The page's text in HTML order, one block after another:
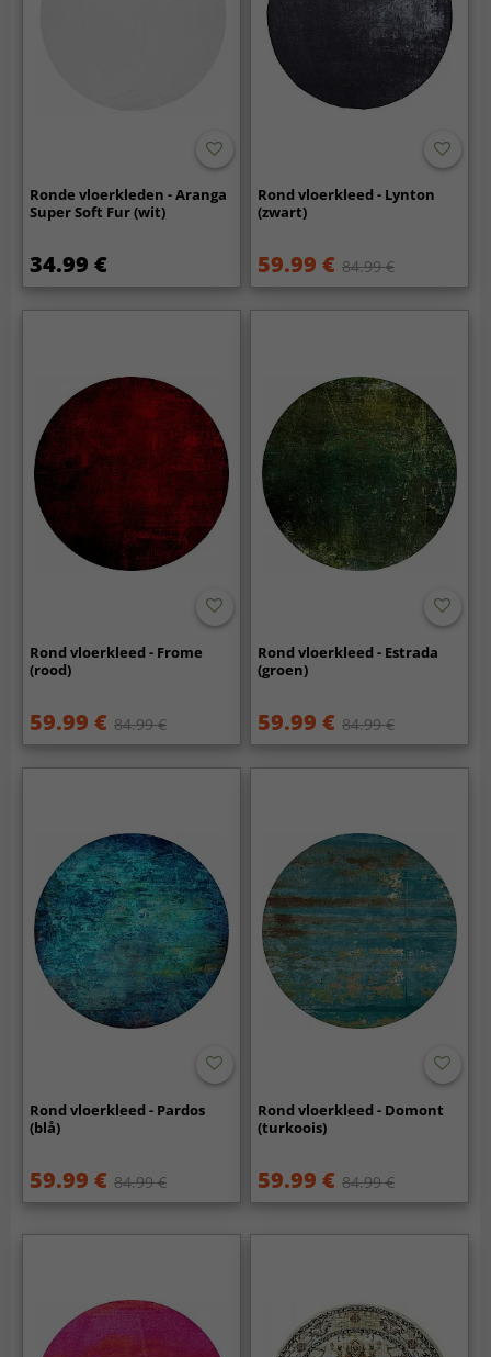
Ronde vloerkleden - Aranga
Super Soft Fur (wit)
34.99 €
Rond vloerkleed - Lynton
(zwart)
59.99 € 84.99 €
Rond vloerkleed - Frome
(rood)
59.99 € 84.99 €
Rond vloerkleed - Estrada
(groen)
59.99 € 84.99 €
Rond vloerkleed - Pardos
(blå)
59.99 € 84.99 €
Rond vloerkleed - Domont
(turkoois)
59.99 € 84.99 €